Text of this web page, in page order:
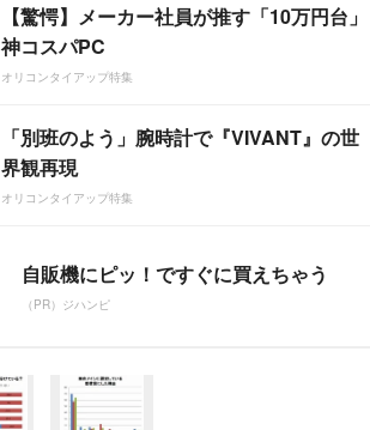
【驚愕】メーカー社員が推す「10万円台」
神コスパPC
オリコンタイアップ特集
「別班のよう」腕時計で『VIVANT』の世
界観再現
オリコンタイアップ特集
自販機にピッ！ですぐに買えちゃう
（PR）ジハンピ